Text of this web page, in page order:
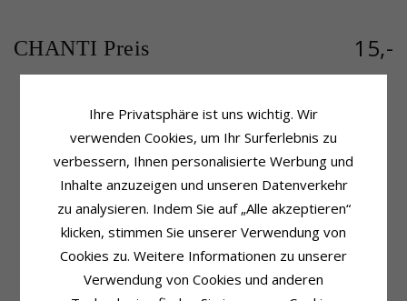
CHANTI Preis 15,-
Produktinformation
Ohrringe:Manschettenknöpfe
Metall:Edelstahl
Oberfläche: Polierter
Schmuckstein
Farbe: Grünem
Schmuckstein: Emaille
Größe
Höhe: 15,3 mm
Breite: 19,0 mm
Lieferzeit:4-5 Werktage
Ihre Privatsphäre ist uns wichtig. Wir
verwenden Cookies, um Ihr Surferlebnis zu
verbessern, Ihnen personalisierte Werbung und
Inhalte anzuzeigen und unseren Datenverkehr
zu analysieren. Indem Sie auf „Alle akzeptieren“
klicken, stimmen Sie unserer Verwendung von
Cookies zu. Weitere Informationen zu unserer
Verwendung von Cookies und anderen